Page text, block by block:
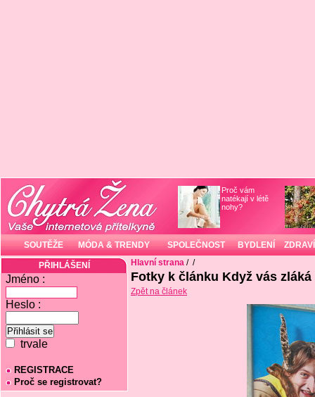
Proč vám
natékají v létě
nohy?
SOUTĚŽE MÓDA & TRENDY SPOLEČNOST BYDLENÍ ZDRAVÍ
PŘIHLÁŠENÍ
Jméno :
Heslo :
trvale
REGISTRACE
Proč se registrovat?
Hlavní strana / /
Fotky k článku Když vás zláká
Zpět na článek